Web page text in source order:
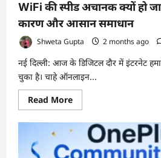
WiFi की स्पीड अचानक क्यों हो
कारण और आसान समाधान
Shweta Gupta 2 months ago
नई दिल्ली: आज के डिजिटल दौर में इंटरनेट
चुका है। चाहे ऑनलाइन...
Read MoreRead
more
WiFi
की
अचानक